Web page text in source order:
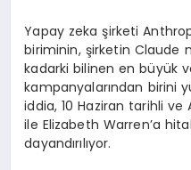
Yapay zeka şirketi
biriminin, şirketin Claude
kadarki bilinen en büyük
kampanyalarından birini
iddia, 10 Haziran tarihli ve
ile Elizabeth Warren’a
dayandırılıyor.